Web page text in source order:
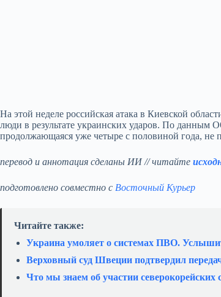
На этой неделе российская атака в Киевской
люди в результате украинских ударов. По данным
продолжающаяся уже четыре с половиной года, не
перевод и аннотация сделаны ИИ // читайте
подготовлено совместно с Восточный Курьер
Читайте также:
Украина умоляет о системах ПВО.
Верховный суд Швеции подтвердил
Что мы знаем об участии